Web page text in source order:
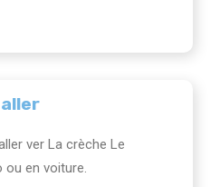
ver La crèche Le
ou en voiture.